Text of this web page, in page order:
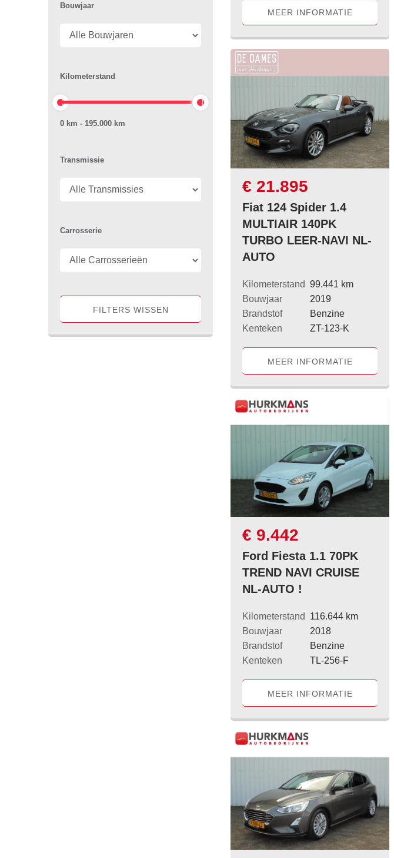
Bouwjaar
Kilometerstand
0 km - 195.000 km
Transmissie
Carrosserie
FILTERS WISSEN
MEER INFORMATIE
€ 21.895
Fiat 124 Spider 1.4
MULTIAIR 140PK
TURBO LEER-NAVI NL-
AUTO
Kilometerstand 99.441 km
Bouwjaar
2019
Brandstof
Benzine
Kenteken
ZT-123-K
MEER INFORMATIE
€ 9.442
Ford Fiesta 1.1 70PK
TREND NAVI CRUISE
NL-AUTO !
Kilometerstand
116.644 km
Bouwjaar
2018
Brandstof
Benzine
Kenteken
TL-256-F
MEER INFORMATIE